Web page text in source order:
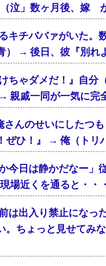
・（泣」数ヶ月後
キチババァがいた。
→ 後日、彼『別れ
ちゃダメだ！』自
親戚一同が一気に完
んのせいにしたつ
ぜひ！』 → 俺（トリ
今日は静かだなー」
場近くを通ると・・
は出入り禁止になっ
。ちょっと見せて